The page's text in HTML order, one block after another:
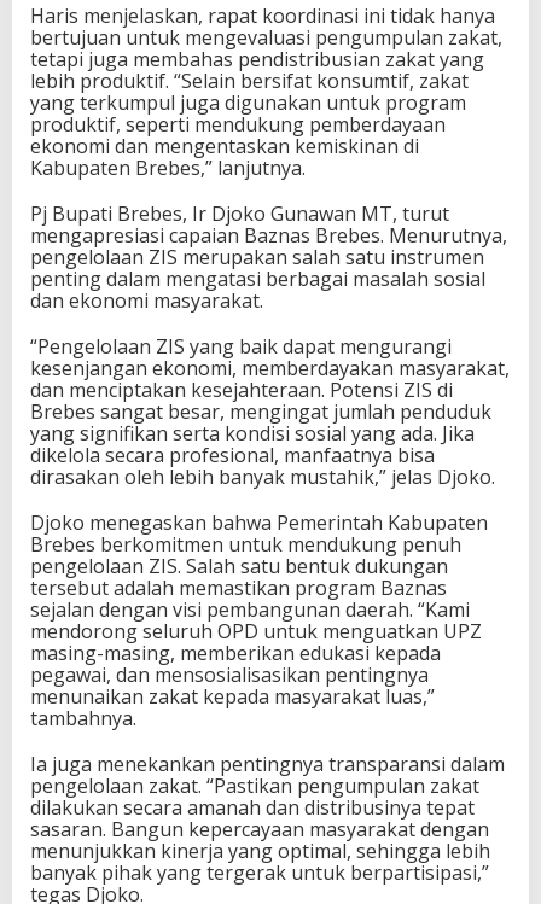
Haris menjelaskan, rapat koordinasi ini tidak hanya
bertujuan untuk mengevaluasi pengumpulan zakat,
tetapi juga membahas pendistribusian zakat yang
lebih produktif. “Selain bersifat konsumtif, zakat
yang terkumpul juga digunakan untuk program
produktif, seperti mendukung pemberdayaan
ekonomi dan mengentaskan kemiskinan di
Kabupaten Brebes,” lanjutnya.
Pj Bupati Brebes, Ir Djoko Gunawan MT, turut
mengapresiasi capaian Baznas Brebes. Menurutnya,
pengelolaan ZIS merupakan salah satu instrumen
penting dalam mengatasi berbagai masalah sosial
dan ekonomi masyarakat.
“Pengelolaan ZIS yang baik dapat mengurangi
kesenjangan ekonomi, memberdayakan masyarakat,
dan menciptakan kesejahteraan. Potensi ZIS di
Brebes sangat besar, mengingat jumlah penduduk
yang signifikan serta kondisi sosial yang ada. Jika
dikelola secara profesional, manfaatnya bisa
dirasakan oleh lebih banyak mustahik,” jelas Djoko.
Djoko menegaskan bahwa Pemerintah Kabupaten
Brebes berkomitmen untuk mendukung penuh
pengelolaan ZIS. Salah satu bentuk dukungan
tersebut adalah memastikan program Baznas
sejalan dengan visi pembangunan daerah. “Kami
mendorong seluruh OPD untuk menguatkan UPZ
masing-masing, memberikan edukasi kepada
pegawai, dan mensosialisasikan pentingnya
menunaikan zakat kepada masyarakat luas,”
tambahnya.
Ia juga menekankan pentingnya transparansi dalam
pengelolaan zakat. “Pastikan pengumpulan zakat
dilakukan secara amanah dan distribusinya tepat
sasaran. Bangun kepercayaan masyarakat dengan
menunjukkan kinerja yang optimal, sehingga lebih
banyak pihak yang tergerak untuk berpartisipasi,”
tegas Djoko.